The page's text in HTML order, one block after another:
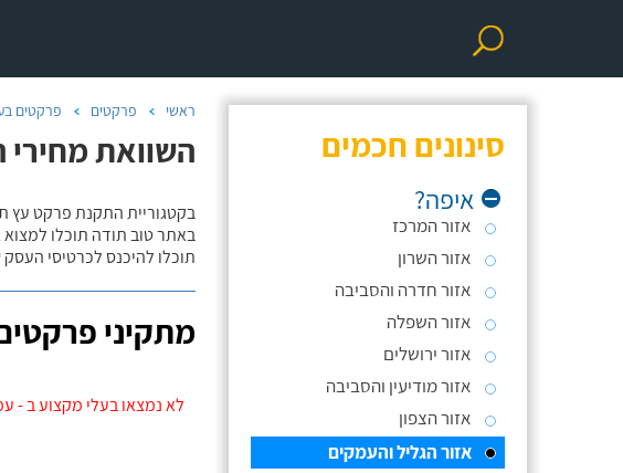
סינונים חכמים
איפה?
אזור המרכז
אזור השרון
אזור חדרה והסביבה
אזור השפלה
אזור ירושלים
אזור מודיעין והסביבה
אזור הצפון
אזור הגליל והעמקים
ראשי פרקטים פרקטים
השוואת
בקטגוריית התקנת פרקט עץ
באתר טוב תודה תוכלו למצוא
תוכלו להיכנס לכרטיסי
מתקיני
לא נמצאו בעלי מקצוע ב -